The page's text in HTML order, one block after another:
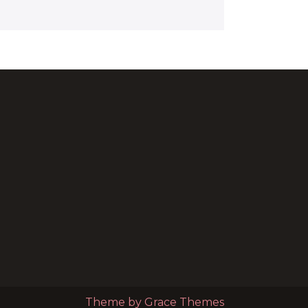
Theme by Grace Themes